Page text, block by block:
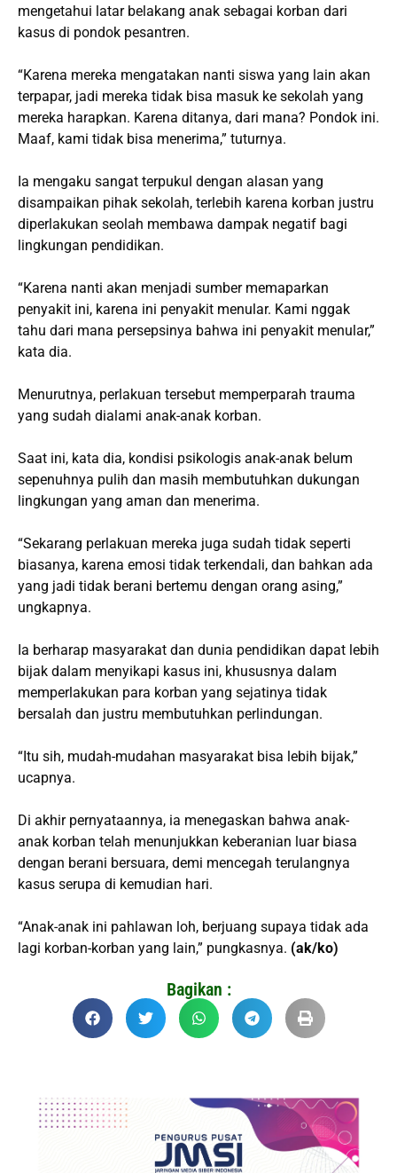
mengetahui latar belakang anak sebagai korban dari
kasus di pondok pesantren.
“Karena mereka mengatakan nanti siswa yang lain akan
terpapar, jadi mereka tidak bisa masuk ke sekolah yang
mereka harapkan. Karena ditanya, dari mana? Pondok ini.
Maaf, kami tidak bisa menerima,” tuturnya.
Ia mengaku sangat terpukul dengan alasan yang
disampaikan pihak sekolah, terlebih karena korban justru
diperlakukan seolah membawa dampak negatif bagi
lingkungan pendidikan.
“Karena nanti akan menjadi sumber memaparkan
penyakit ini, karena ini penyakit menular. Kami nggak
tahu dari mana persepsinya bahwa ini penyakit menular,”
kata dia.
Menurutnya, perlakuan tersebut memperparah trauma
yang sudah dialami anak-anak korban.
Saat ini, kata dia, kondisi psikologis anak-anak belum
sepenuhnya pulih dan masih membutuhkan dukungan
lingkungan yang aman dan menerima.
“Sekarang perlakuan mereka juga sudah tidak seperti
biasanya, karena emosi tidak terkendali, dan bahkan ada
yang jadi tidak berani bertemu dengan orang asing,”
ungkapnya.
Ia berharap masyarakat dan dunia pendidikan dapat lebih
bijak dalam menyikapi kasus ini, khususnya dalam
memperlakukan para korban yang sejatinya tidak
bersalah dan justru membutuhkan perlindungan.
“Itu sih, mudah-mudahan masyarakat bisa lebih bijak,”
ucapnya.
Di akhir pernyataannya, ia menegaskan bahwa anak-
anak korban telah menunjukkan keberanian luar biasa
dengan berani bersuara, demi mencegah terulangnya
kasus serupa di kemudian hari.
“Anak-anak ini pahlawan loh, berjuang supaya tidak ada
lagi korban-korban yang lain,” pungkasnya. (ak/ko)
Bagikan :